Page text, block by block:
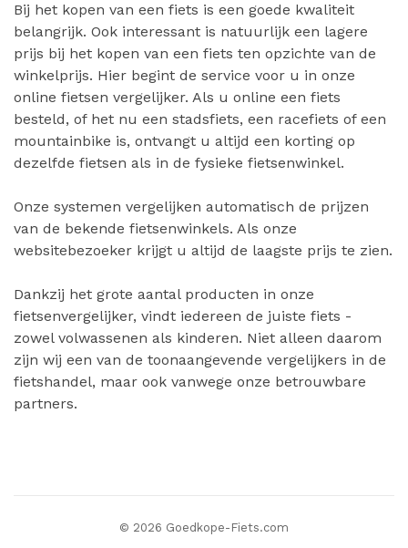
Bij het kopen van een fiets is een goede kwaliteit
belangrijk. Ook interessant is natuurlijk een lagere
prijs bij het kopen van een fiets ten opzichte van de
winkelprijs. Hier begint de service voor u in onze
online fietsen vergelijker. Als u online een fiets
besteld, of het nu een stadsfiets, een racefiets of een
mountainbike is, ontvangt u altijd een korting op
dezelfde fietsen als in de fysieke fietsenwinkel.
Onze systemen vergelijken automatisch de prijzen
van de bekende fietsenwinkels. Als onze
websitebezoeker krijgt u altijd de laagste prijs te zien.
Dankzij het grote aantal producten in onze
fietsenvergelijker, vindt iedereen de juiste fiets -
zowel volwassenen als kinderen. Niet alleen daarom
zijn wij een van de toonaangevende vergelijkers in de
fietshandel, maar ook vanwege onze betrouwbare
partners.
© 2026 Goedkope-Fiets.com